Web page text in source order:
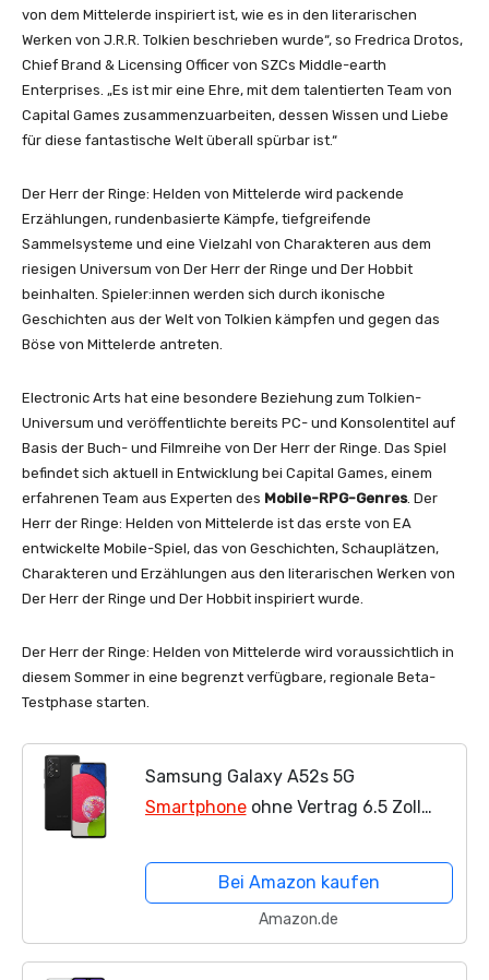
von dem Mittelerde inspiriert ist, wie es in den literarischen
Werken von J.R.R. Tolkien beschrieben wurde“, so Fredrica Drotos,
Chief Brand & Licensing Officer von SZCs Middle-earth
Enterprises. „Es ist mir eine Ehre, mit dem talentierten Team von
Capital Games zusammenzuarbeiten, dessen Wissen und Liebe
für diese fantastische Welt überall spürbar ist.“
Der Herr der Ringe: Helden von Mittelerde wird packende
Erzählungen, rundenbasierte Kämpfe, tiefgreifende
Sammelsysteme und eine Vielzahl von Charakteren aus dem
riesigen Universum von Der Herr der Ringe und Der Hobbit
beinhalten. Spieler:innen werden sich durch ikonische
Geschichten aus der Welt von Tolkien kämpfen und gegen das
Böse von Mittelerde antreten.
Electronic Arts hat eine besondere Beziehung zum Tolkien-
Universum und veröffentlichte bereits PC- und Konsolentitel auf
Basis der Buch- und Filmreihe von Der Herr der Ringe. Das Spiel
befindet sich aktuell in Entwicklung bei Capital Games, einem
erfahrenen Team aus Experten des Mobile-RPG-Genres. Der
Herr der Ringe: Helden von Mittelerde ist das erste von EA
entwickelte Mobile-Spiel, das von Geschichten, Schauplätzen,
Charakteren und Erzählungen aus den literarischen Werken von
Der Herr der Ringe und Der Hobbit inspiriert wurde.
Der Herr der Ringe: Helden von Mittelerde wird voraussichtlich in
diesem Sommer in eine begrenzt verfügbare, regionale Beta-
Testphase starten.
Samsung Galaxy A52s 5G
Smartphoneohne Vertrag 6.5 Zoll
Speicher 4.500 mAh Akku und Super-
Schnellladefunktion schwarz 30...
Bei Amazon kaufen
Amazon.de